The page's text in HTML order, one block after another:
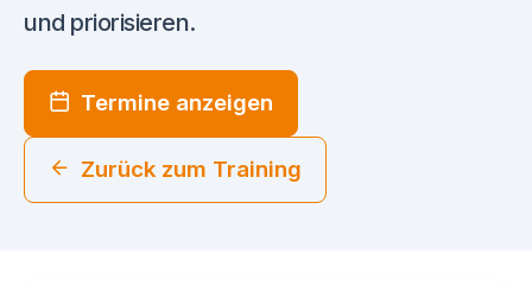
und priorisieren.
Termine anzeigen
Zurück zum Training